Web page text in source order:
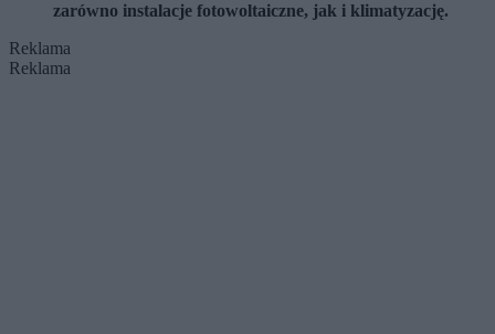
zarówno instalacje fotowoltaiczne, jak i klimatyzację.
Reklama
Reklama